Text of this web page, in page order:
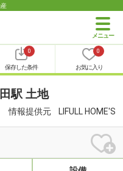
0
保存した条件
0
お気に入り
駅 土地
情報提供元 LIFULL HOME'S